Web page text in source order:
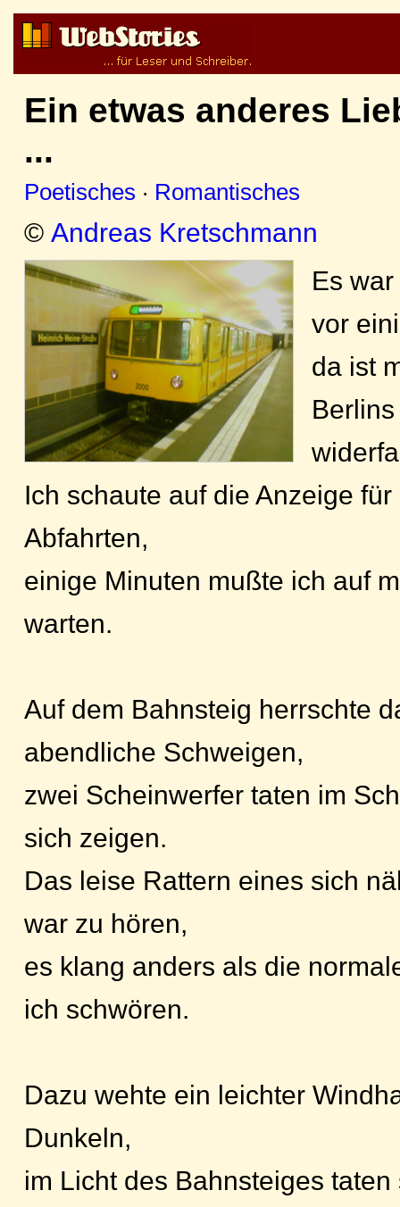
Ein etwas anderes
...
Poetisches · Romantisches
© Andreas Kretschmann
Es
vor
da ist
Ich schaute auf die Anzeige
Abfahrten,
einige Minuten mußte ich auf
warten.
Auf dem Bahnsteig herrschte
abendliche Schweigen,
zwei Scheinwerfer taten im
sich zeigen.
Das leise Rattern eines sich
war zu hören,
es klang anders als die
ich schwören.
Dazu wehte ein leichter
Dunkeln,
im Licht des Bahnsteiges